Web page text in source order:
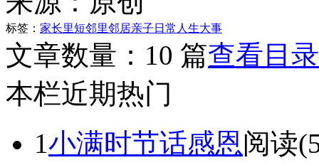
标签： 家长里短邻里邻居亲子日常 人生大事
文章数量： 10 篇查看目录
本栏近期热门
1小满时节话感恩阅读